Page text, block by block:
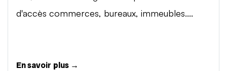
d'accès commerces, bureaux, immeubles....
En savoir plus →